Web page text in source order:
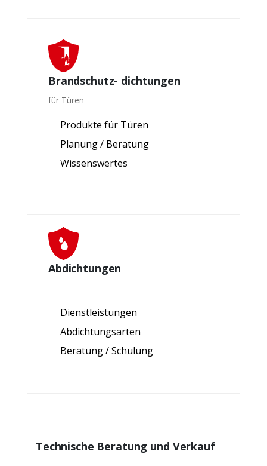
Brandschutz- dichtungen
für Türen
Produkte für Türen
Planung / Beratung
Wissenswertes
Abdichtungen
Dienstleistungen
Abdichtungsarten
Beratung / Schulung
Technische Beratung und Verkauf